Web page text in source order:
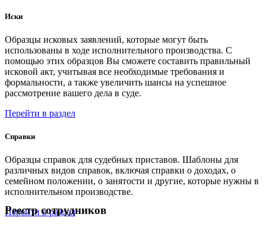
Иски
Образцы исковых заявлений, которые могут быть
использованы в ходе исполнительного производства. С
помощью этих образцов Вы сможете составить правильный
исковой акт, учитывая все необходимые требования и
формальности, а также увеличить шансы на успешное
рассмотрение вашего дела в суде.
Перейти в раздел
Справки
Образцы справок для судебных приставов. Шаблоны для
различных видов справок, включая справки о доходах, о
семейном положении, о занятости и другие, которые нужны в
исполнительном производстве.
Перейти в раздел
Реестр сотрудников